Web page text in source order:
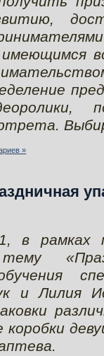
»
в рамках
и Лилия